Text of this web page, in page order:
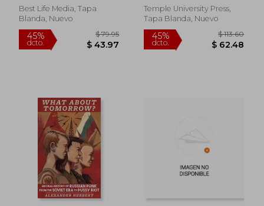
45% 45%
Best Life Media, Tapa
Blanda, Nuevo
Temple University Press,
Tapa Blanda, Nuevo